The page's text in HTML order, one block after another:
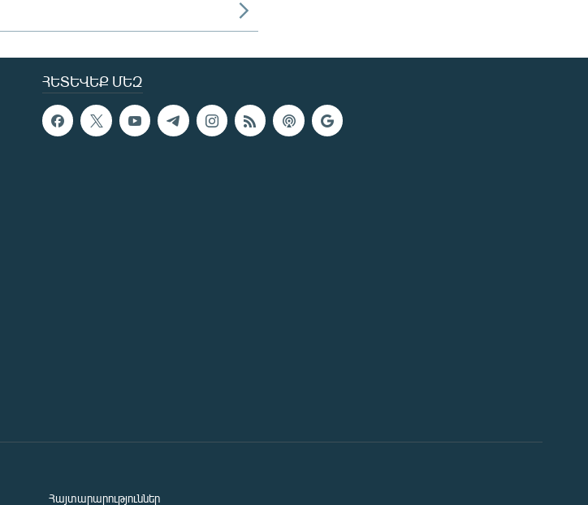
ՀԵՏԵՎԵՔ ՄԵԶ
Հայտարարություններ